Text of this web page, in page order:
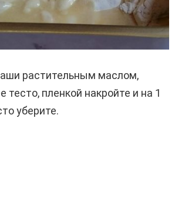
растительным маслом,
тесто, пленкой накройте и на 1
уберите.